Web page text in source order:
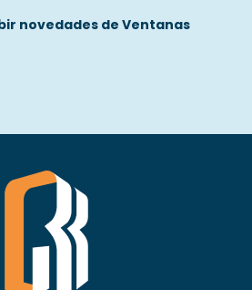
novedades de Ventanas